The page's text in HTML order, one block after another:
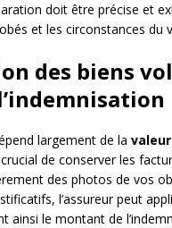
doit être précise et
et les circonstances du
des biens
largement de la
de conserver les
des photos de vos
l’assureur peut
ainsi le montant de